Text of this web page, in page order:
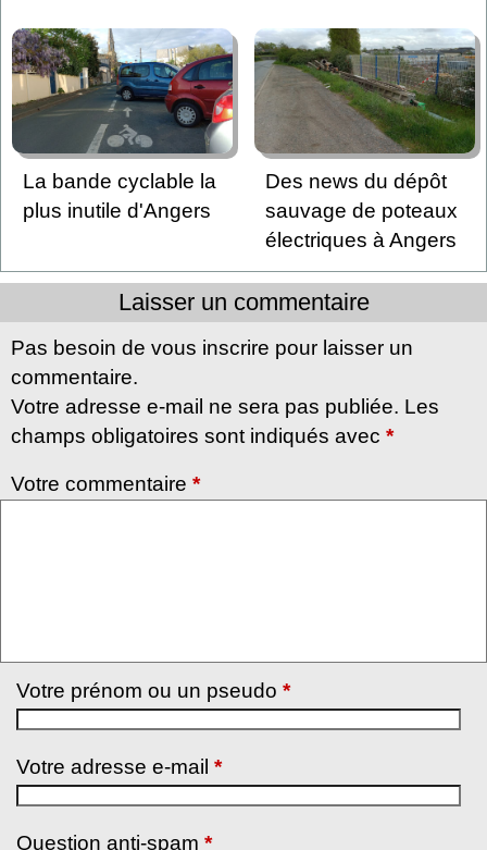
La bande cyclable la
plus inutile d'Angers
Des news du dépôt
sauvage de poteaux
électriques à Angers
Laisser un commentaire
Pas besoin de vous inscrire pour laisser un
commentaire.
Votre adresse e-mail ne sera pas publiée. Les
champs obligatoires sont indiqués avec *
Votre commentaire *
Votre prénom ou un pseudo *
Votre adresse e-mail *
Question anti-spam *